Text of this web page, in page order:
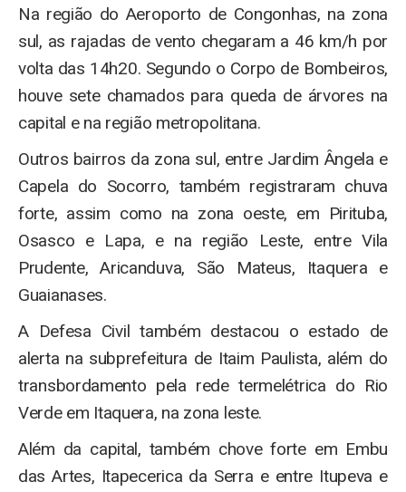
Na região do Aeroporto de Congonhas, na zona
sul, as rajadas de vento chegaram a 46 km/h por
volta das 14h20. Segundo o Corpo de Bombeiros,
houve sete chamados para queda de árvores na
capital e na região metropolitana.
Outros bairros da zona sul, entre Jardim Ângela e
Capela do Socorro, também registraram chuva
forte, assim como na zona oeste, em Pirituba,
Osasco e Lapa, e na região Leste, entre Vila
Prudente, Aricanduva, São Mateus, Itaquera e
Guaianases.
A Defesa Civil também destacou o estado de
alerta na subprefeitura de Itaim Paulista, além do
transbordamento pela rede termelétrica do Rio
Verde em Itaquera, na zona leste.
Além da capital, também chove forte em Embu
das Artes, Itapecerica da Serra e entre Itupeva e